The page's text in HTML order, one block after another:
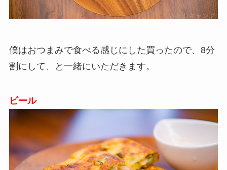
僕はおつまみで食べる感じにした買ったので、8分
割にして、と一緒にいただきます。
ビール